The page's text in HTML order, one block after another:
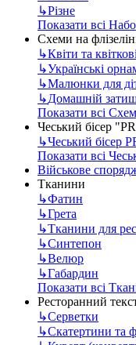
↳Різне
Показати всі
Схеми на
↳Квіти та
↳Українські
↳Малюнки для
↳Домашній
Показати всі
Чеський бісер
↳Чеський бісер
Показати всі
Військове
Тканини
↳Фатин
↳Грета
↳Тканини для
↳Синтепон
↳Велюр
↳Габардин
Показати всі
Ресторанний
↳Серветки
↳Скатертини та